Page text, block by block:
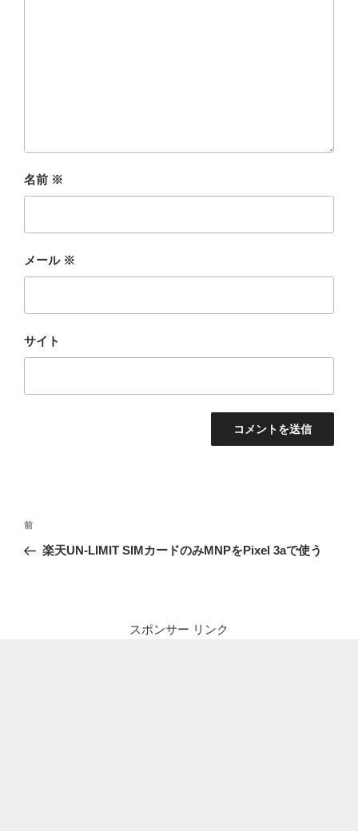
名前 ※
メール ※
サイト
投
ナ
前
の
前
楽天UN-LIMIT SIMカードのみMNPをPixel 3aで使う
スポンサー リンク